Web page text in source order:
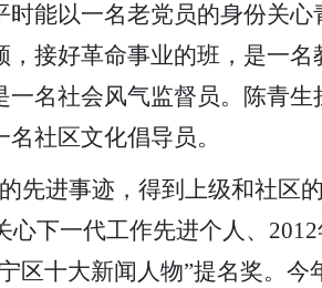
时能以一名老党员的身份关
，接好革命事业的班，是一
一名社会风气监督员。陈青
社区文化倡导员。
先进事迹，得到上级和社区
心下一代工作先进个人、
区十大新闻人物”提名奖。